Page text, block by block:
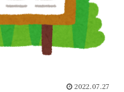
2022.07.27